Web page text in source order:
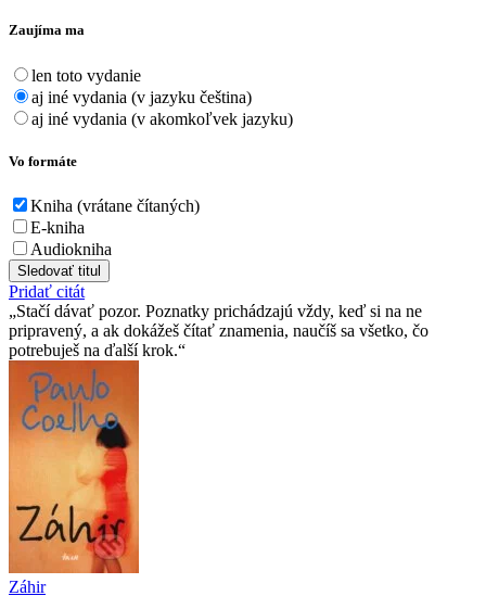
Zaujíma ma
len toto vydanie
aj iné vydania (v jazyku čeština)
aj iné vydania (v akomkoľvek jazyku)
Vo formáte
Kniha (vrátane čítaných)
E-kniha
Audiokniha
Sledovať titul
Pridať citát
Stačí dávať pozor. Poznatky prichádzajú vždy, keď si na ne
pripravený, a ak dokážeš čítať znamenia, naučíš sa všetko, čo
potrebuješ na ďalší krok.
Záhir